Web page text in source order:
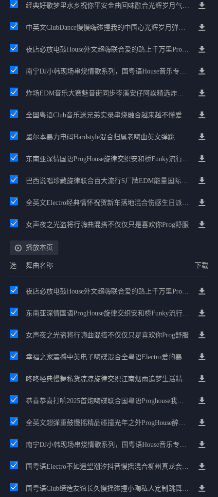
经典好歌梦里水乡祝你平安金曲回味融合光辉岁月气氛中文兄弟串烧
中英文ClubDance慢慢嗨碰撞我的中国心光辉岁月弹鼓车载
夜店必放电鼓House外文超嗨联合爱的路上千万里Prog包房漫步上头
南宁DJ小韩现场串烧情歌系列，国粤语House音乐专辑嗨舞Mix
炸场EDM音乐大赛魅音街同步岑溪安仔阿焱精选炸场歌路串烧
全国粤语Club音乐送兄弟实录串烧融合越来越不懂爱的哲学遗憾专辑
墨尔本暴力电码Hardstyle混合归属老嗨曲英文弹跳
东南亚深情国语ProgHouse旋律交织安和桥Funky流行情怀串烧
巴西说唱珍藏旋律联合百大流行S厂牌EDM能量国际电音串烧
全英文Electro经典情怀祝贺新车落地混合伤感生日派对中文Club串烧
女声夜之光盗将行嗨曲混搭不仅仅只是喜欢你Prog舒服
播放本页
选 舞曲名称 下载
夜店必放电鼓House外文超嗨联合爱的路上千万里Prog包房漫步上头
东南亚深情国语ProgHouse旋律交织安和桥Funky流行情怀串烧
女声夜之光盗将行嗨曲混搭不仅仅只是喜欢你Prog舒服
幸福之家震撼中英电子嗨碟混合全粤语Electro爱的暴风雨广州雄雄精选
咚咚经典慢舞私货凉凉旋律交织江南烟雨追梦生活精选串烧
恭喜恭喜打响2025首炮嗨碟联合国粤语Proghouse我要怎么说我不爱你
全英文超弹重鼓慢摇精品碰撞光年之外ProgHouse醉美抒情节奏
南宁DJ小韩现场串烧情歌系列，国粤语House音乐专辑嗨舞Mix
国粤语Electro不如遥望潮汐抖音慢摇混合柳州真龙会K吧小厅小康混音
国粤语Club缔造友谊长久慢摇碰撞小陶私人定制跳舞大碟